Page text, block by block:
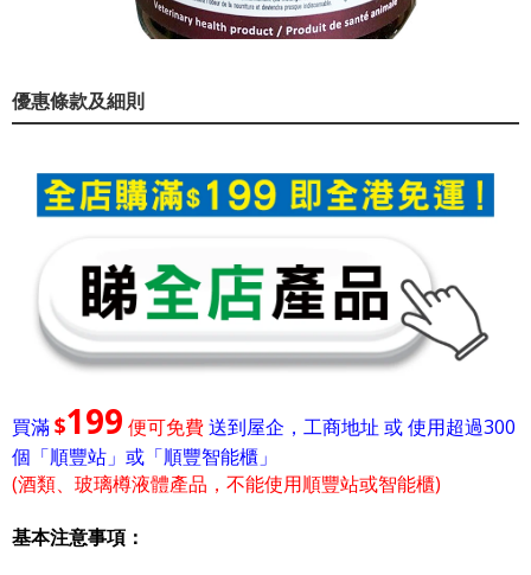
優惠條款及細則
買滿$199 便可免費送到屋企，工商地址 或 使用超過300
個「順豐站」或「順豐智能櫃」
(酒類、玻璃樽液體產品，不能使用順豐站或智能櫃)
基本注意事項：